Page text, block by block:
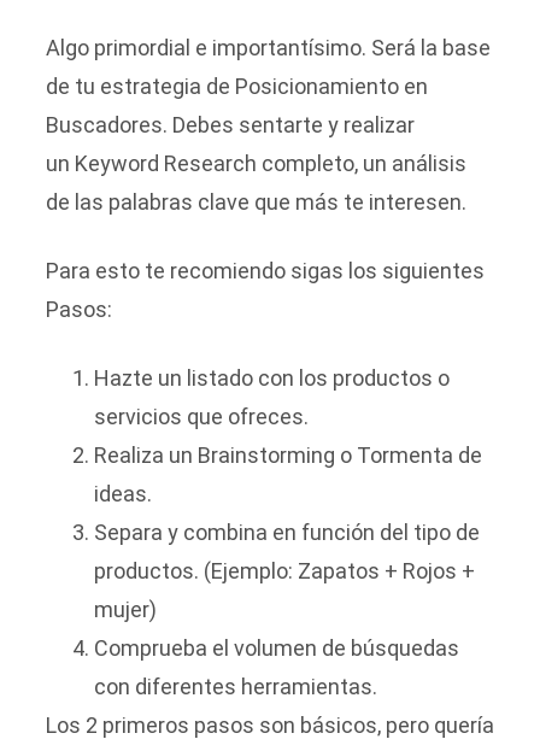
Algo primordial e importantísimo. Será la base
de tu estrategia de Posicionamiento en
Buscadores. Debes sentarte y realizar
un Keyword Research completo, un análisis
de las palabras clave que más te interesen.
Para esto te recomiendo sigas los siguientes
Pasos:
Hazte un listado con los productos o
servicios que ofreces.
Realiza un Brainstorming o Tormenta de
ideas.
Separa y combina en función del tipo de
productos. (Ejemplo: Zapatos + Rojos +
mujer)
Comprueba el volumen de búsquedas
con diferentes herramientas.
Los 2 primeros pasos son básicos, pero quería